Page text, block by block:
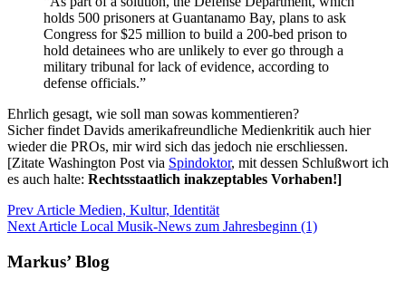
holds 500 prisoners at Guantanamo Bay, plans to ask
Congress for $25 million to build a 200-bed prison to
hold detainees who are unlikely to ever go through a
military tribunal for lack of evidence, according to
defense officials.”
Ehrlich gesagt, wie soll man sowas kommentieren?
Sicher findet Davids amerikafreundliche Medienkritik auch hier
wieder die PROs, mir wird sich das jedoch nie erschliessen.
[Zitate Washington Post via Spindoktor, mit dessen Schlußwort ich
es auch halte: Rechtsstaatlich inakzeptables Vorhaben!]
Prev Article Medien, Kultur, Identität
Next Article Local Musik-News zum Jahresbeginn (1)
Markus’ Blog